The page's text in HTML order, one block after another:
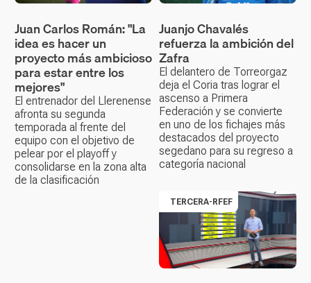
Juan Carlos Román: "La
idea es hacer un
proyecto más ambicioso
para estar entre los
mejores"
El entrenador del Llerenense
afronta su segunda
temporada al frente del
equipo con el objetivo de
pelear por el playoff y
consolidarse en la zona alta
de la clasificación
Juanjo Chavalés
refuerza la ambición del
Zafra
El delantero de Torreorgaz
deja el Coria tras lograr el
ascenso a Primera
Federación y se convierte
en uno de los fichajes más
destacados del proyecto
segedano para su regreso a
categoría nacional
TERCERA-RFEF